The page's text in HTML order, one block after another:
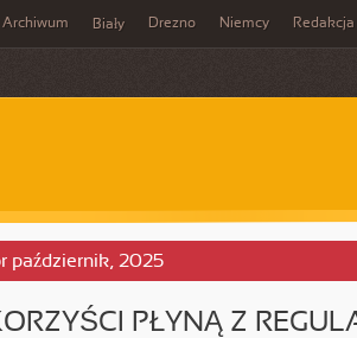
Archiwum Biały Drezno Niemcy Redakcja
październik, 2025
PŁYNĄ Z